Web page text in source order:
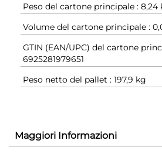
Peso del cartone principale : 8,24
Volume del cartone principale :
GTIN (EAN/UPC) del cartone
6925281979651
Peso netto del pallet : 197,9 kg
Maggiori Informazioni